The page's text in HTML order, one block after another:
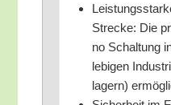
Stre­cke: Die
no Schal­tung
le­bi­gen
la­gern)